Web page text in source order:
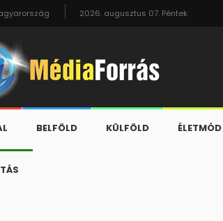
2026. augusztus 07. Péntek
BELFÖLD KÜLFÖLD ÉLETMÓD